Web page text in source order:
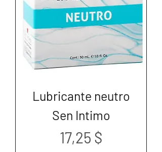
Lubricante neutro
Sen Intimo
Preis
17,25 $